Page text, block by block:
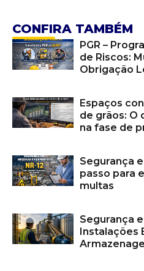
CONFIRA TAMBÉM
PGR –
de Riscos:
Obrigação
Espaços
de grãos: O
na fase de
Segurança
passo para
multas
Segurança
Instalações